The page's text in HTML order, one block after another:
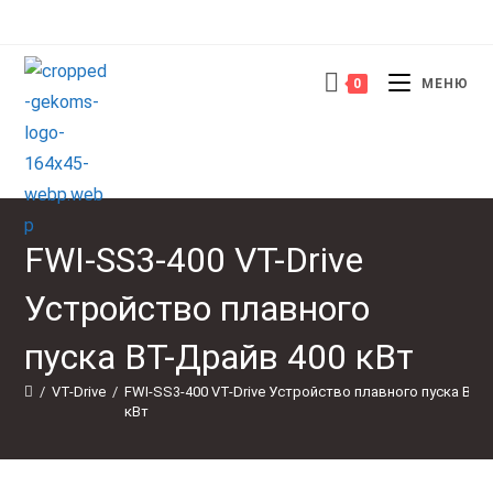
содержимому
0 МЕНЮ
FWI-SS3-400 VT-Drive
Устройство плавного
пуска ВТ-Драйв 400 кВт
/ VT-Drive / FWI-SS3-400 VT-Drive Устройство плавного пуска
кВт